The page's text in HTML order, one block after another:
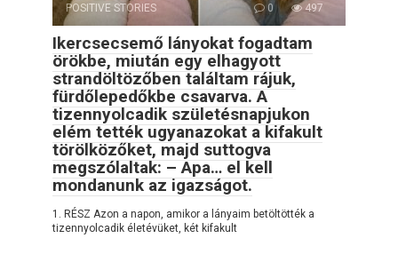
POSITIVE STORIES 0 497
Ikercsecsemő lányokat fogadtam
örökbe, miután egy elhagyott
strandöltözőben találtam rájuk,
fürdőlepedőkbe csavarva. A
tizennyolcadik születésnapjukon
elém tették ugyanazokat a kifakult
törölközőket, majd suttogva
megszólaltak: – Apa… el kell
mondanunk az igazságot.
1. RÉSZ Azon a napon, amikor a lányaim betöltötték a
tizennyolcadik életévüket, két kifakult